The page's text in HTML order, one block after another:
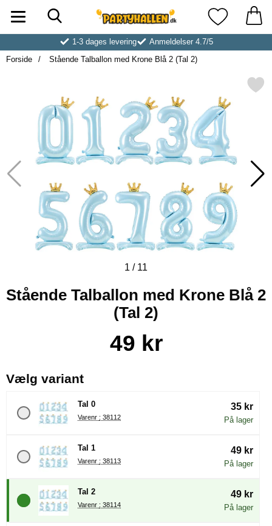
Startside for Partyhallen AB Mine
1-3 dages levering
Anmeldelser 4.7/5
Forside
Stående Talballon med Krone Blå 2 (Tal 2)
Markér stående Talballon med
1 / 11
Stående Talballon med Krone Blå 2
(Tal 2)
Køb dette produkt Stående Talballon med Krone Blå 2
pris
49 kr
Vælg variant, (Valg af en ny radioknap vil
Tal 0
Varenr : 38112
35 kr
På lager
Tal 1
Varenr : 38113
49 kr
På lager
Tal 2
Varenr : 38114
49 kr
På lager